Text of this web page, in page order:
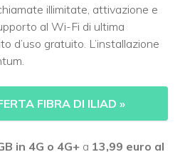
illimitate, attivazione e
al Wi-Fi di ultima
d’uso gratuito. L’installazione
FIBRA DI ILIAD »
in 4G o 4G+ a 13,99 euro al